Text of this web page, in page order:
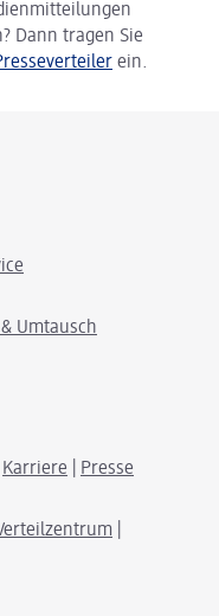
Dann tragen Sie
ein.
Umtausch
Karriere Presse